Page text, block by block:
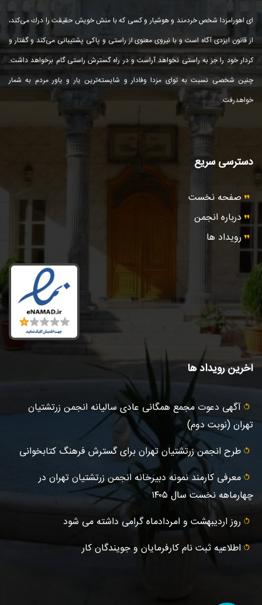
ای اهورامزدا شخص خردمند و هوشیار و كسی كه با منش خویش حقیقت را درك می‌كند،
از قانون ایزدی آگاه است و با نیروی معنوی از راستی و پاكی پشتیبانی می‌كند و گفتار و
كردار خود را جز به راستی نخواهد آراست و در راه گسترش راستی گام برخواهد داشت.
چنین شخصی نسبت به توای مزدا وفادار و شایسته‌ترین یار و یاور مردم به شمار
خواهد‌رفت.
دسترسی سریع
صفحه نخست
درباره انجمن
رویداد ها
آخرین رویداد ها
آگهى دعوت مجمع همگانی عادى ساليانه انجمن زرتشتيان
تهران (نوبت دوم)
طرح انجمن زرتشتیان تهران برای گسترش فرهنگ کتابخوانی
معرفی کارمند نمونه دبیرخانه انجمن زرتشتیان تهران در
چهارماهه نخست سال ۱۴۰۵
روز اردیبهشت و امردادماه گرامی داشته می شود
اطلاعیه ثبت‌ نام کارفرمایان و جویندگان کار